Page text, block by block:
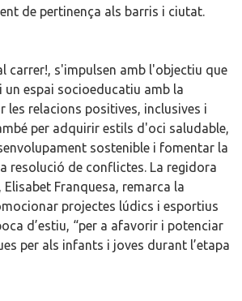
de pertinença als barris i ciutat.
carrer!, s'impulsen amb l'objectiu que
un espai socioeducatiu amb la
les relacions positives, inclusives i
per adquirir estils d'oci saludable,
sostenible i fomentar la
resolució de conflictes. La regidora
Elisabet Franquesa, remarca la
projectes lúdics i esportius
d’estiu, “per a afavorir i potenciar
per als infants i joves durant l’etapa